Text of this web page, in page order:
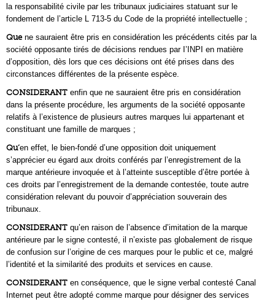
la responsabilité civile par les tribunaux judiciaires statuant sur le
fondement de l’article L 713-5 du Code de la propriété intellectuelle ;
Que ne sauraient être pris en considération les précédents cités par la
société opposante tirés de décisions rendues par I’INPI en matière
d’opposition, dès lors que ces décisions ont été prises dans des
circonstances différentes de la présente espèce.
CONSIDERANT enfin que ne sauraient être pris en considération
dans la présente procédure, les arguments de la société opposante
relatifs à l’existence de plusieurs autres marques lui appartenant et
constituant une famille de marques ;
Qu’en effet, le bien-fondé d’une opposition doit uniquement
s’apprécier eu égard aux droits conférés par l’enregistrement de la
marque antérieure invoquée et à l’atteinte susceptible d’être portée à
ces droits par l’enregistrement de la demande contestée, toute autre
considération relevant du pouvoir d’appréciation souverain des
tribunaux.
CONSIDERANT qu’en raison de l’absence d’imitation de la marque
antérieure par le signe contesté, il n’existe pas globalement de risque
de confusion sur l’origine de ces marques pour le public et ce, malgré
l’identité et la similarité des produits et services en cause.
CONSIDERANT en conséquence, que le signe verbal contesté Canal
Internet peut être adopté comme marque pour désigner des services